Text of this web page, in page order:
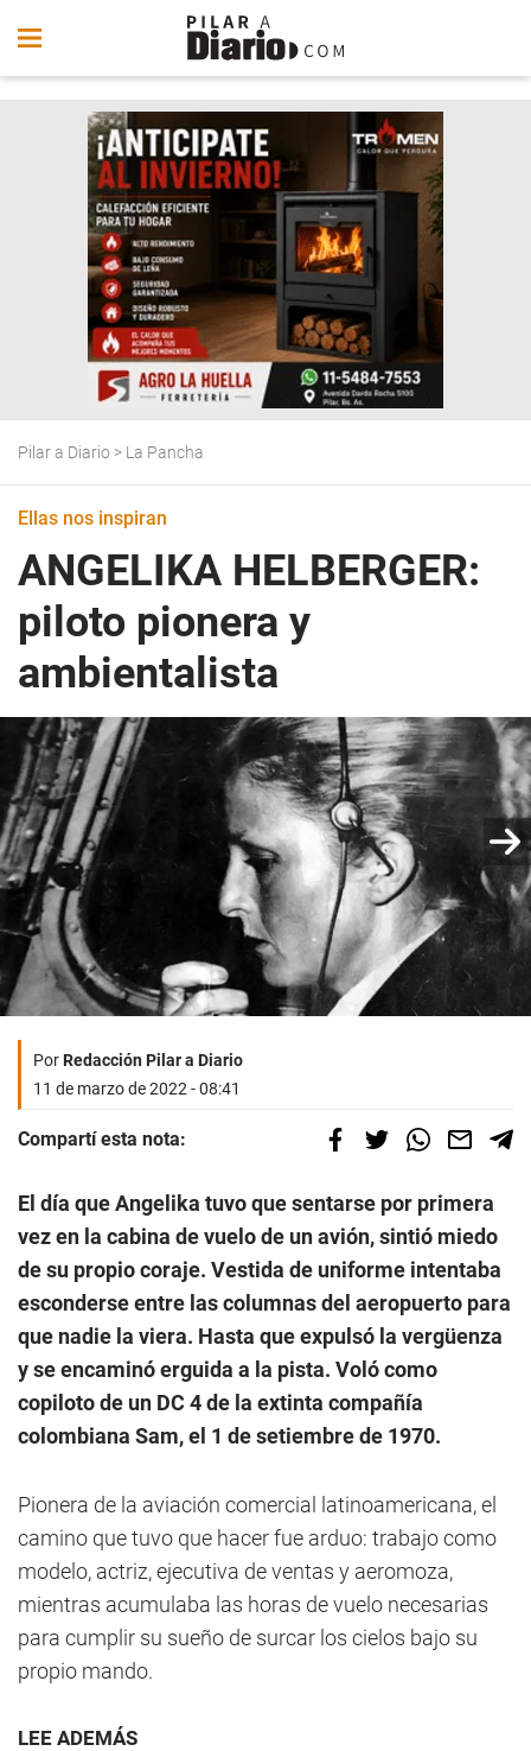
Pilar a Diario > La Pancha
Ellas nos inspiran
ANGELIKA HELBERGER:
piloto pionera y
ambientalista
PorRedacción Pilar a Diario
11 de marzo de 2022 - 08:41
Compartí esta nota:
El día que Angelika tuvo que sentarse por primera
vez en la cabina de vuelo de un avión, sintió miedo
de su propio coraje. Vestida de uniforme intentaba
esconderse entre las columnas del aeropuerto para
que nadie la viera. Hasta que expulsó la vergüenza
y se encaminó erguida a la pista. Voló como
copiloto de un DC 4 de la extinta compañía
colombiana Sam, el 1 de setiembre de 1970.
Pionera de la aviación comercial latinoamericana, el
camino que tuvo que hacer fue arduo: trabajo como
modelo, actriz, ejecutiva de ventas y aeromoza,
mientras acumulaba las horas de vuelo necesarias
para cumplir su sueño de surcar los cielos bajo su
propio mando.
LEE ADEMÁS